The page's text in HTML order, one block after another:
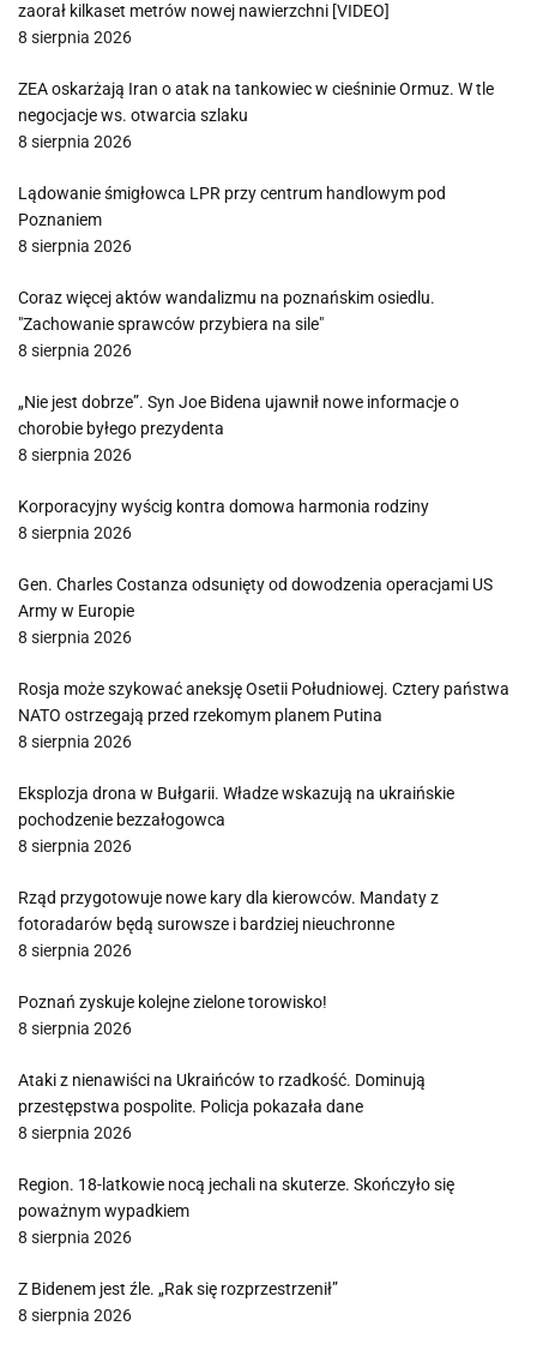
zaorał kilkaset metrów nowej nawierzchni [VIDEO]
8 sierpnia 2026
ZEA oskarżają Iran o atak na tankowiec w cieśninie Ormuz. W tle
negocjacje ws. otwarcia szlaku
8 sierpnia 2026
Lądowanie śmigłowca LPR przy centrum handlowym pod
Poznaniem
8 sierpnia 2026
Coraz więcej aktów wandalizmu na poznańskim osiedlu.
"Zachowanie sprawców przybiera na sile"
8 sierpnia 2026
„Nie jest dobrze”. Syn Joe Bidena ujawnił nowe informacje o
chorobie byłego prezydenta
8 sierpnia 2026
Korporacyjny wyścig kontra domowa harmonia rodziny
8 sierpnia 2026
Gen. Charles Costanza odsunięty od dowodzenia operacjami US
Army w Europie
8 sierpnia 2026
Rosja może szykować aneksję Osetii Południowej. Cztery państwa
NATO ostrzegają przed rzekomym planem Putina
8 sierpnia 2026
Eksplozja drona w Bułgarii. Władze wskazują na ukraińskie
pochodzenie bezzałogowca
8 sierpnia 2026
Rząd przygotowuje nowe kary dla kierowców. Mandaty z
fotoradarów będą surowsze i bardziej nieuchronne
8 sierpnia 2026
Poznań zyskuje kolejne zielone torowisko!
8 sierpnia 2026
Ataki z nienawiści na Ukraińców to rzadkość. Dominują
przestępstwa pospolite. Policja pokazała dane
8 sierpnia 2026
Region. 18-latkowie nocą jechali na skuterze. Skończyło się
poważnym wypadkiem
8 sierpnia 2026
Z Bidenem jest źle. „Rak się rozprzestrzenił”
8 sierpnia 2026